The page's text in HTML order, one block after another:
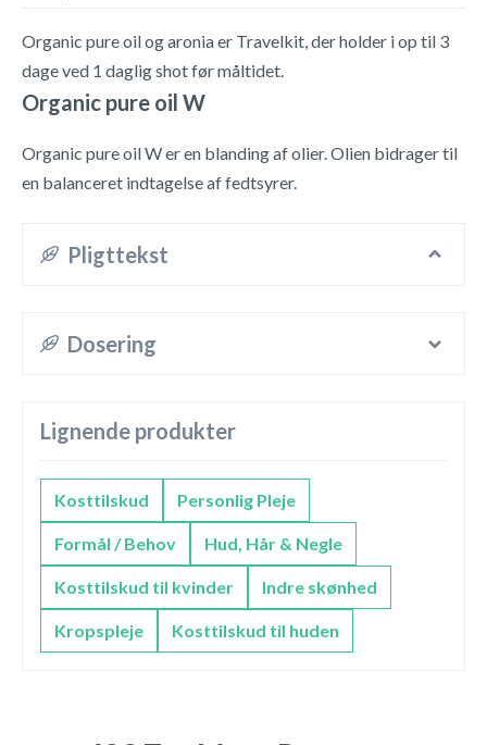
Organic pure oil og aronia er Travelkit, der holder i op til 3
dage ved 1 daglig shot før måltidet.
Organic pure oil W
Organic pure oil W er en blanding af olier. Olien bidrager til
en balanceret indtagelse af fedtsyrer.
Pligttekst
Dosering
Lignende produkter
Kosttilskud Personlig Pleje
Formål / Behov Hud, Hår & Negle
Kosttilskud til kvinder Indre skønhed
Kropspleje Kosttilskud til huden